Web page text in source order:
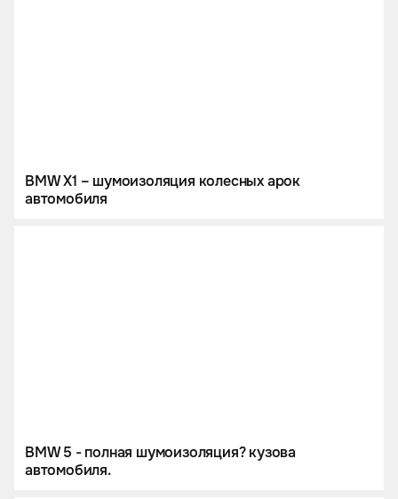
BMW X1 – шумоизоляция колесных арок
автомобиля
BMW 5 - полная шумоизоляция? кузова
автомобиля.